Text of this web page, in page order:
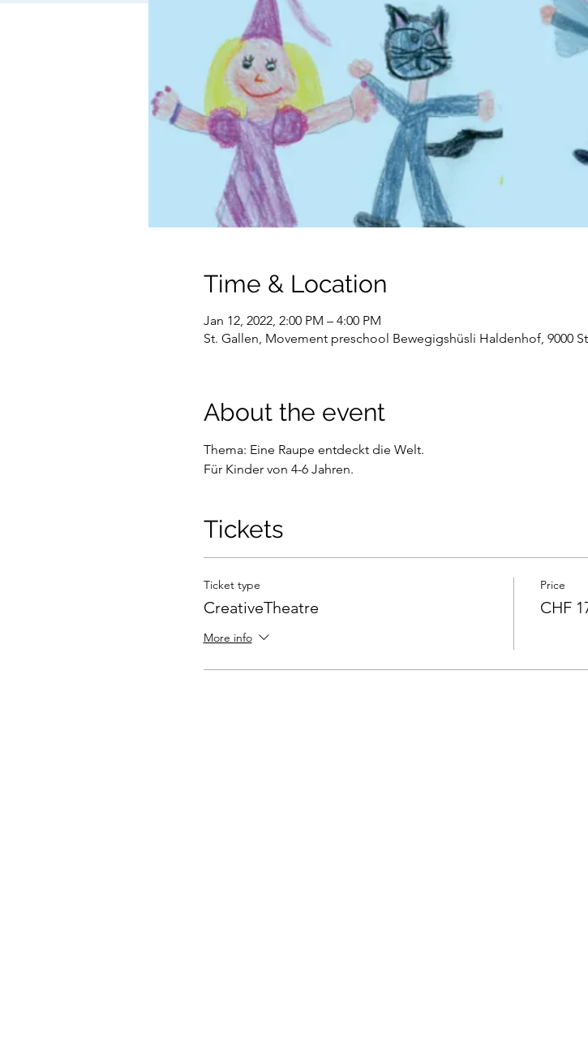
Time & Location
Jan 12, 2022, 2:00 PM – 4:00 PM
St. Gallen, Movement preschool Bewegigshüsli Haldenhof, 9000
About the event
Thema: Eine Raupe entdeckt die Welt.
Für Kinder von 4-6 Jahren.
Tickets
Ticket type
CreativeTheatre
More info
Price
CHF